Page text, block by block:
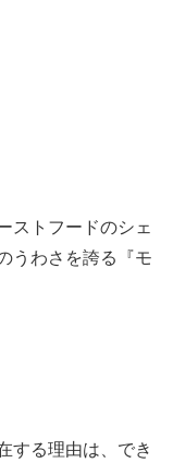
ストフードのシェ
うわさを誇る『モ
する理由は、でき